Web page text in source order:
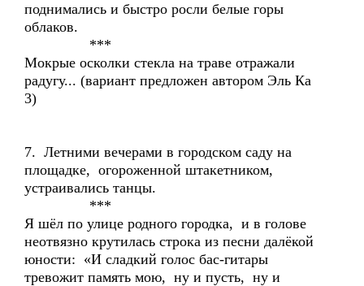
поднимались и быстро росли белые горы
облаков.
***
Мокрые осколки стекла на траве отражали
радугу... (вариант предложен автором Эль Ка
3)
7. Летними вечерами в городском саду на
площадке, огороженной штакетником,
устраивались танцы.
***
Я шёл по улице родного городка, и в голове
неотвязно крутилась строка из песни далёкой
юности: «И сладкий голос бас-гитары
тревожит память мою, ну и пусть, ну и